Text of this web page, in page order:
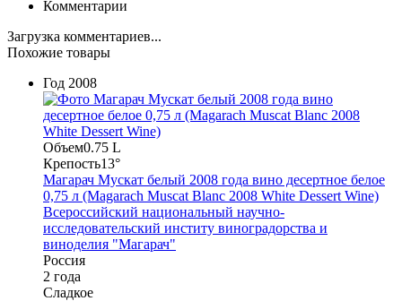
Комментарии
Загрузка комментариев...
Похожие товары
Год 2008
Объем0.75 L
Крепость13°
Магарач Мускат белый 2008 года вино десертное белое
0,75 л (Magarach Muscat Blanc 2008 White Dessert Wine)
Всероссийский национальный научно-
исследовательский институ виноградорства и
виноделия "Магарач"
Россия
2 года
Сладкое